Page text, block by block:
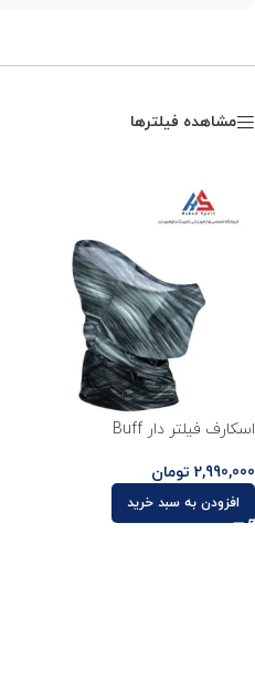
مشاهده فیلترها
اسکارف فیلتر دار Buff
2,990,000 تومان
افزودن به سبد خرید